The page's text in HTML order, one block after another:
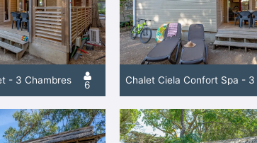
- 3 Chambres 6